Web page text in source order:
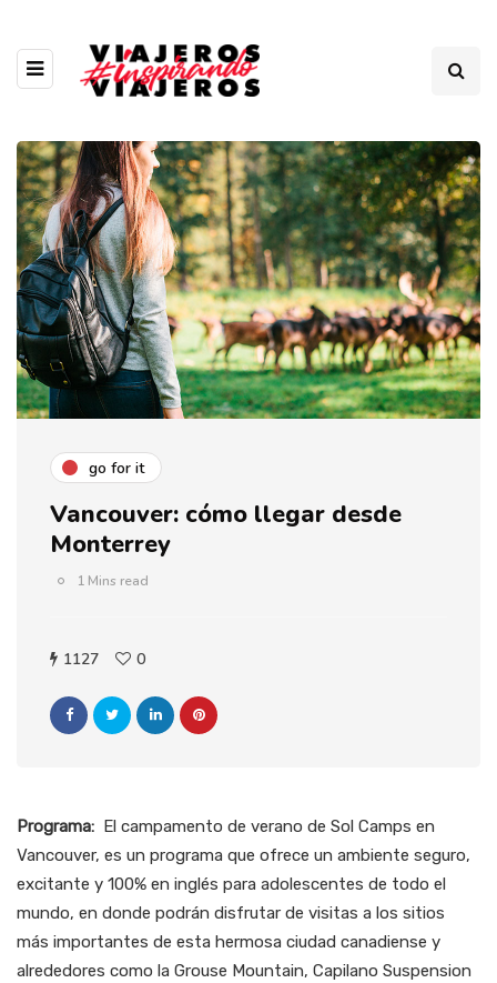
go for it
Vancouver: cómo llegar desde
Monterrey
1 Mins read
1127 0
Programa: El campamento de verano de Sol Camps en
Vancouver, es un programa que ofrece un ambiente seguro,
excitante y 100% en inglés para adolescentes de todo el
mundo, en donde podrán disfrutar de visitas a los sitios
más importantes de esta hermosa ciudad canadiense y
alrededores como la Grouse Mountain, Capilano Suspension